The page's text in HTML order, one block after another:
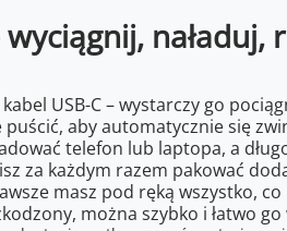
naładuj,
USB-C – wystarczy go
aby automatycznie się
telefon lub laptopa, a
za każdym razem pakować
masz pod ręką wszystko,
można szybko i łatwo